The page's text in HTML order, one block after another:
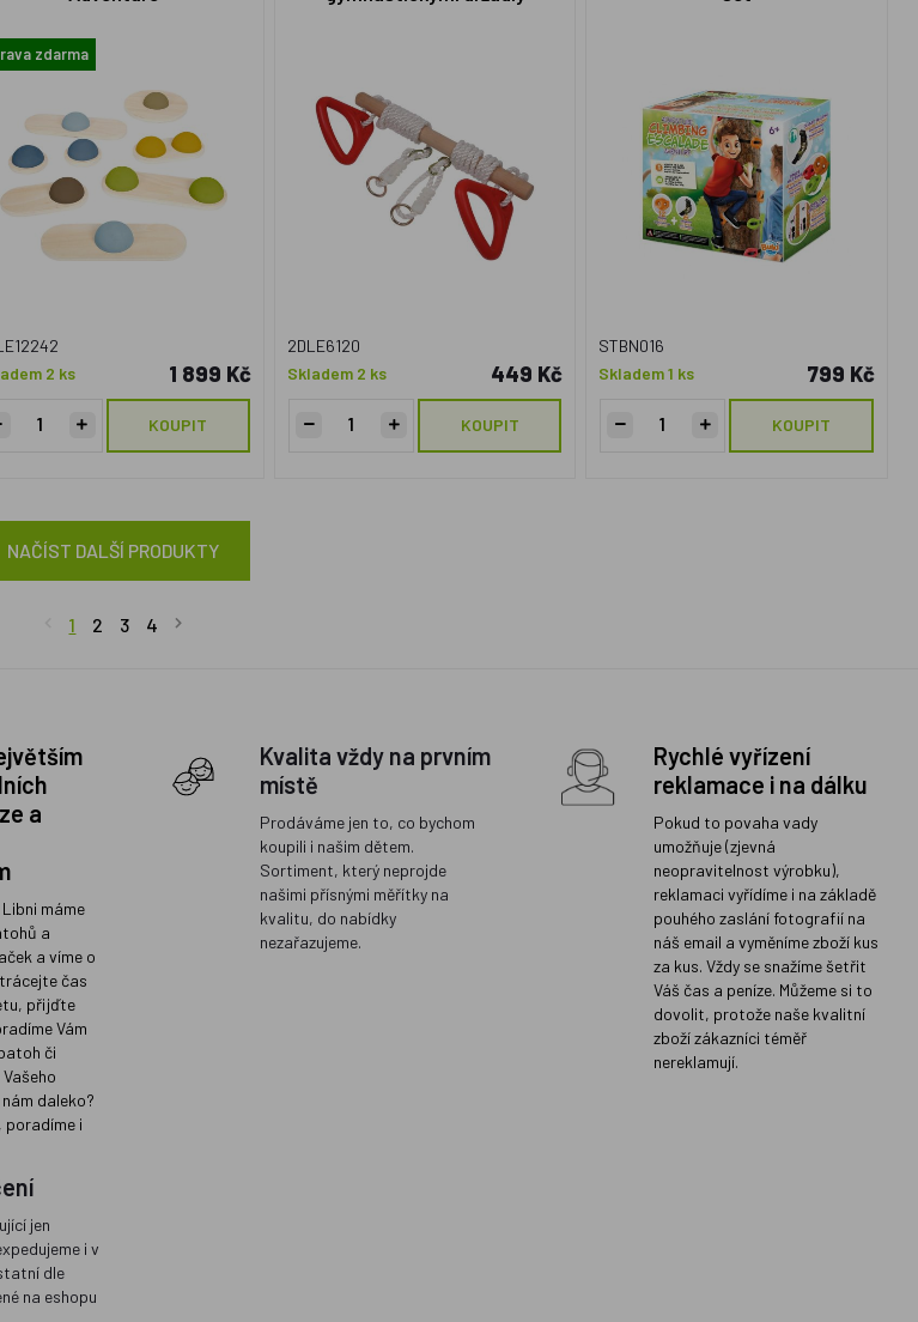
zdarma
2 ks
1 899 Kč
KOUPIT
2DLE6120
Skladem 2 ks
449 Kč
KOUPIT
STBN016
Skladem 1 ks
799 Kč
KOUPIT
NAČÍST DALŠÍ PRODUKTY
1 2 3 4
a
máme
a
a víme o
čas
přijďte
Vám
či
daleko?
i
Kvalita vždy na prvním
místě
Prodáváme jen to, co bychom
koupili i našim dětem.
Sortiment, který neprojde
našimi přísnými měřítky na
kvalitu, do nabídky
nezařazujeme.
Rychlé vyřízení
reklamace i na dálku
Pokud to povaha vady
umožňuje (zjevná
neopravitelnost výrobku),
reklamaci vyřídíme i na základě
pouhého zaslání fotografií na
náš email a vyměníme zboží kus
za kus. Vždy se snažíme šetřit
Váš čas a peníze. Můžeme si to
dovolit, protože naše kvalitní
zboží zákazníci téměř
nereklamují.
jen
i v
dle
na eshopu